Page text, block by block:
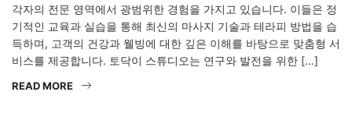
각자의 전문 영역에서 광범위한 경험을 가지고 있습니다. 이들은 정
기적인 교육과 실습을 통해 최신의 마사지 기술과 테라피 방법을 습
득하며, 고객의 건강과 웰빙에 대한 깊은 이해를 바탕으로 맞춤형 서
비스를 제공합니다. 토닥이 스튜디오는 연구와 발전을 위한 […]
READ MORE